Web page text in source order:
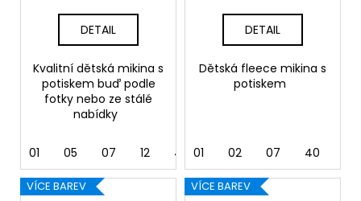
DETAIL
Kvalitní dětská mikina s
potiskem buď podle
fotky nebo ze stálé
nabídky
01 05 07 12 40 44 62
DETAIL
Dětská fleece mikina s
potiskem
01 02 07 40
VÍCE BAREV VÍCE BAREV